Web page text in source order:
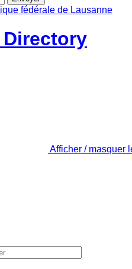
Afficher / masquer